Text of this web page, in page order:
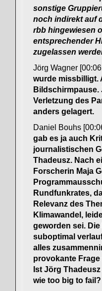
sonstige
noch indirekt auf
rbb hingewiesen
entsprechender
zugelassen
Jörg Wagner
wurde missbilligt.
Bildschirmpause.
Verletzung des
anders gelagert.
Daniel Bouhs
gab es ja auch
journalistischen
Thadeusz. Nach
Forscherin Maja
Rundfunkrates,
Relevanz des
Klimawandel,
geworden sei.
suboptimal
alles
provokante
Ist Jörg
wie too big to fail?